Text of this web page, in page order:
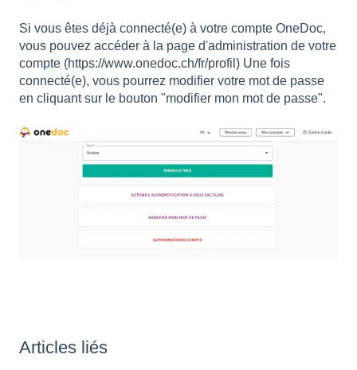
Si vous êtes déjà connecté(e) à votre compte OneDoc,
vous pouvez accéder à la page d'administration de votre
compte (https://www.onedoc.ch/fr/profil ) Une fois
connecté(e), vous pourrez modifier votre mot de passe
en cliquant sur le bouton "modifier mon mot de passe".
Articles liés